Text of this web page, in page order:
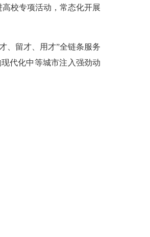
校专项活动，常态化开展
、留才、用才”全链条服务
代化中等城市注入强劲动